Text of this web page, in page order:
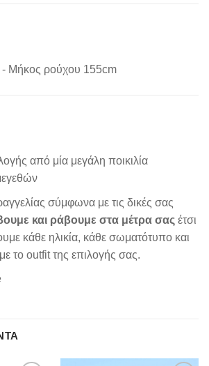
- Μήκος ρούχου 155cm
από μία μεγάλη ποικιλία
σύμφωνα με τις δικές σας
και ράβουμε στα μέτρα σας έτσι
κάθε ηλικία, κάθε σωματότυπο και
το outfit της επιλογής σας.